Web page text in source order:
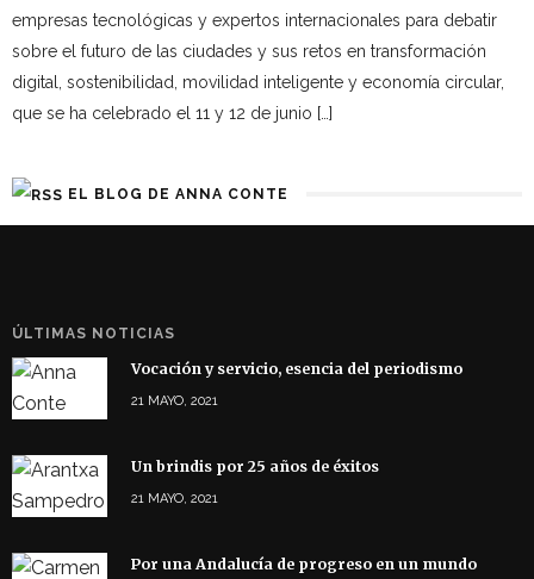
empresas tecnológicas y expertos internacionales para debatir
sobre el futuro de las ciudades y sus retos en transformación
digital, sostenibilidad, movilidad inteligente y economía circular,
que se ha celebrado el 11 y 12 de junio […]
EL BLOG DE ANNA CONTE
ÚLTIMAS NOTICIAS
Vocación y servicio, esencia del periodismo
21 MAYO, 2021
Un brindis por 25 años de éxitos
21 MAYO, 2021
Por una Andalucía de progreso en un mundo